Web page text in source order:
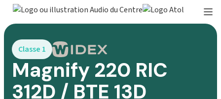
Classe 1
Magnify 220 RIC
312D / BTE 13D